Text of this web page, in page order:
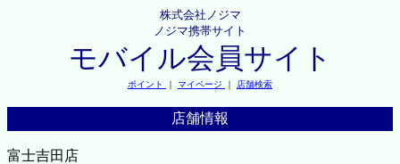
株式会社ノジマ
ノジマ携帯サイト
モバイル会員サイト
ポイント ｜ マイページ ｜ 店舗検索
店舗情報
富士吉田店